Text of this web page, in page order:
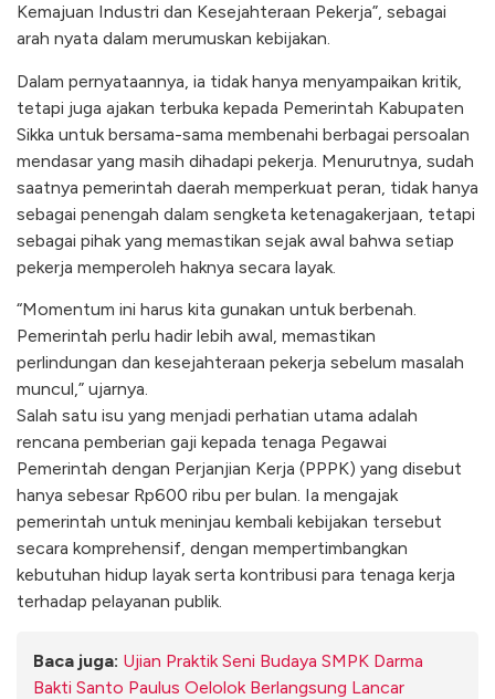
Kemajuan Industri dan Kesejahteraan Pekerja”, sebagai
arah nyata dalam merumuskan kebijakan.
Dalam pernyataannya, ia tidak hanya menyampaikan kritik,
tetapi juga ajakan terbuka kepada Pemerintah Kabupaten
Sikka untuk bersama-sama membenahi berbagai persoalan
mendasar yang masih dihadapi pekerja. Menurutnya, sudah
saatnya pemerintah daerah memperkuat peran, tidak hanya
sebagai penengah dalam sengketa ketenagakerjaan, tetapi
sebagai pihak yang memastikan sejak awal bahwa setiap
pekerja memperoleh haknya secara layak.
“Momentum ini harus kita gunakan untuk berbenah.
Pemerintah perlu hadir lebih awal, memastikan
perlindungan dan kesejahteraan pekerja sebelum masalah
muncul,” ujarnya.
Salah satu isu yang menjadi perhatian utama adalah
rencana pemberian gaji kepada tenaga Pegawai
Pemerintah dengan Perjanjian Kerja (PPPK) yang disebut
hanya sebesar Rp600 ribu per bulan. Ia mengajak
pemerintah untuk meninjau kembali kebijakan tersebut
secara komprehensif, dengan mempertimbangkan
kebutuhan hidup layak serta kontribusi para tenaga kerja
terhadap pelayanan publik.
Baca juga: Ujian Praktik Seni Budaya SMPK Darma
Bakti Santo Paulus Oelolok Berlangsung Lancar